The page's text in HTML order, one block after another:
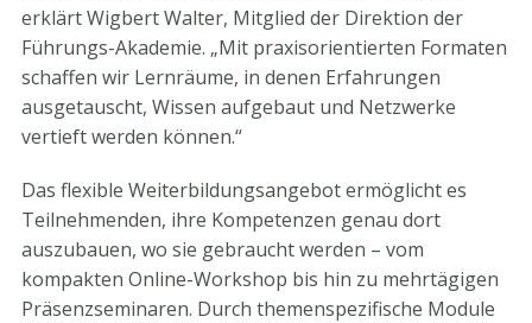
erklärt Wigbert Walter, Mitglied der Direktion der
Führungs-Akademie. „Mit praxisorientierten Formaten
schaffen wir Lernräume, in denen Erfahrungen
ausgetauscht, Wissen aufgebaut und Netzwerke
vertieft werden können.“
Das flexible Weiterbildungsangebot ermöglicht es
Teilnehmenden, ihre Kompetenzen genau dort
auszubauen, wo sie gebraucht werden – vom
kompakten Online-Workshop bis hin zu mehrtägigen
Präsenzseminaren. Durch themenspezifische Module